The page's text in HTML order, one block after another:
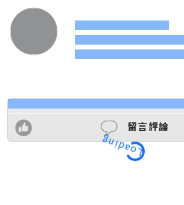
留言評論
Loading